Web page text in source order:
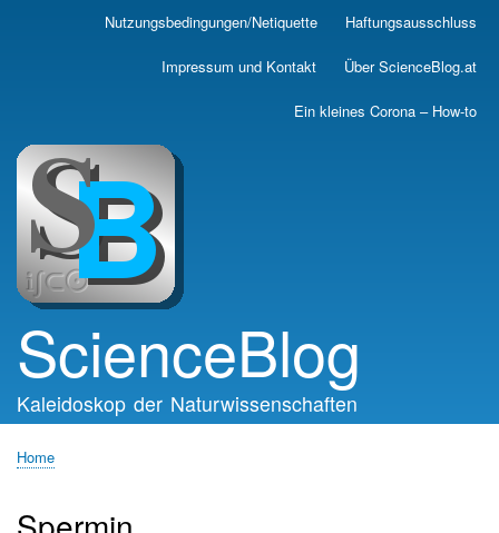
Skip
main
Nutzungsbedingungen/Netiquette Haftungsausschluss
Impressum und Kontakt Über ScienceBlog.at
Ein kleines Corona – How-to
ScienceBlog
Kaleidoskop der Naturwissenschaften
Home